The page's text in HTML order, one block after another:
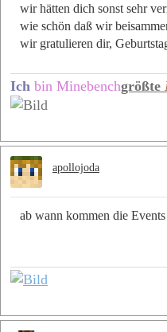
wir hätten dich sonst sehr
wie schön daß wir
wir gratulieren dir,
Ich bin Minebenchgrößte
ab wann kommen die Events
apollojoda